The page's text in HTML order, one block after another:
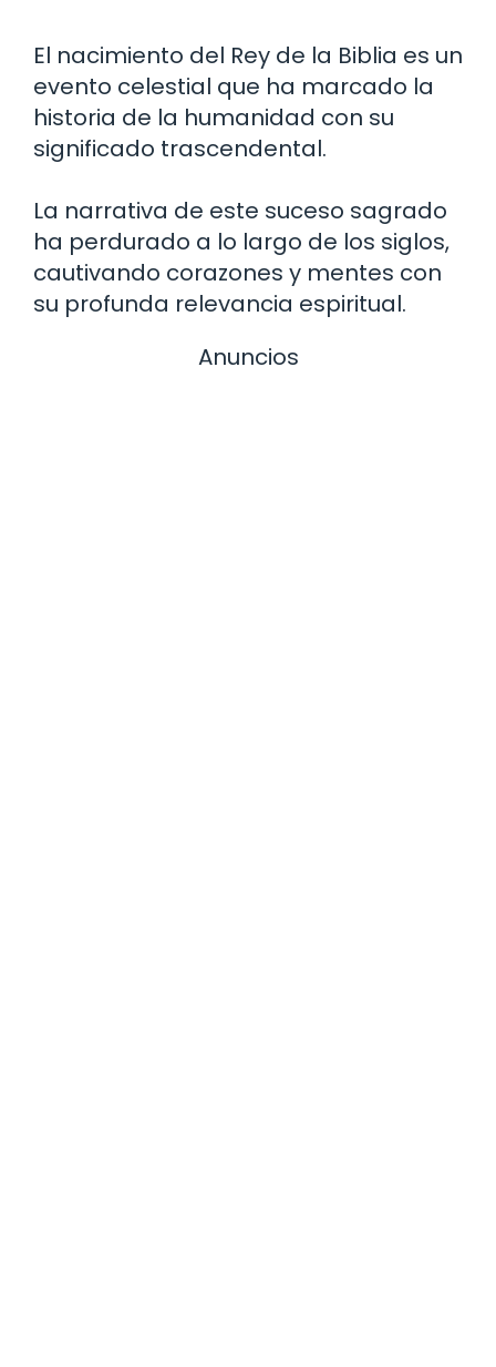
El nacimiento del Rey de la Biblia es un
evento celestial que ha marcado la
historia de la humanidad con su
significado trascendental.
La narrativa de este suceso sagrado
ha perdurado a lo largo de los siglos,
cautivando corazones y mentes con
su profunda relevancia espiritual.
Anuncios